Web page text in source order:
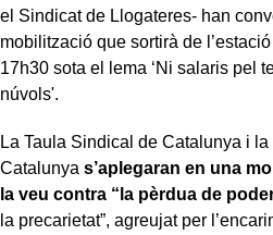
el Sindicat de Llogateres- han
mobilització que sortirà de
17h30 sota el lema ‘Ni salaris pel
núvols'.
La Taula Sindical de Catalunya i la
Catalunya s’aplegaran en una
la veu contra “la pèrdua de
la precarietat”, agreujat per